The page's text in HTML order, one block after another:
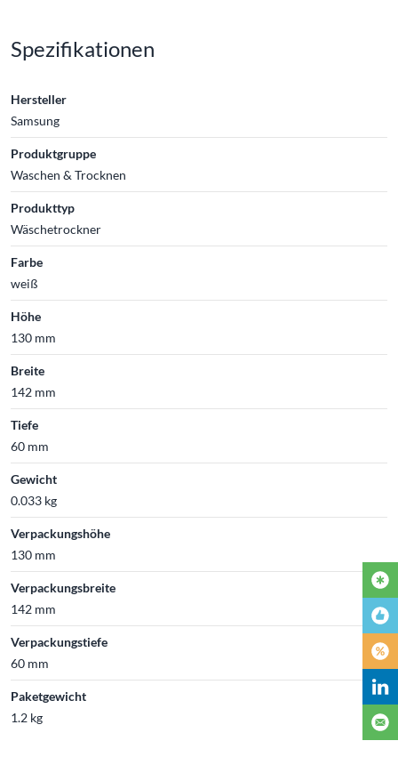
Spezifikationen
Hersteller
Samsung
Produktgruppe
Waschen & Trocknen
Produkttyp
Wäschetrockner
Farbe
weiß
Höhe
130 mm
Breite
142 mm
Tiefe
60 mm
Gewicht
0.033 kg
Verpackungshöhe
130 mm
Verpackungsbreite
142 mm
Verpackungstiefe
60 mm
Paketgewicht
1.2 kg